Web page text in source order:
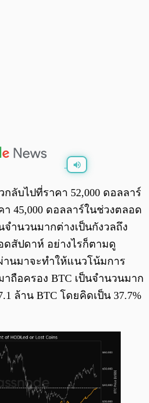
ลับไปที่ราคา 52,000 ดอลลาร์
45,000 ดอลลาร์ในช่วงตลอด
ำนวนมากต่างเป็นกังวลถึง
สัปดาห์ อย่างไรก็ตามดู
นมาจะทำให้แนวโน้มการ
าถือครอง BTC เป็นจำนวนมาก
ล้าน BTC โดยคิดเป็น 37.7%